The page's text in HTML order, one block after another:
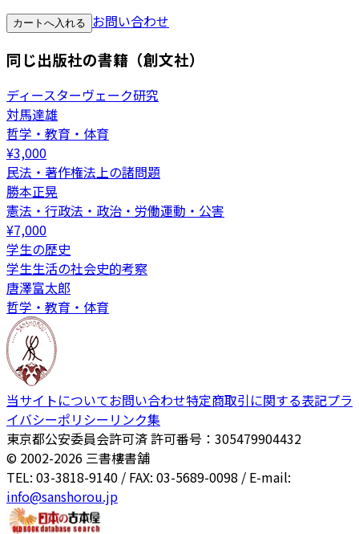
カートへ入れる お問い合わせ
同じ出版社の書籍（創文社）
ディースターヴェーク研究
対馬達雄
哲学・教育・体育
¥3,000
民法・著作権法上の諸問題
勝本正晃
憲法・行政法・政治・労働運動・公害
¥7,000
学生の歴史
学生生活の社会史的考察
唐澤富太郎
哲学・教育・体育
当サイトについてお問い合わせ特定商取引に関する表記プラ
イバシーポリシー リンク集
東京都公安委員会許可済 許可番号：305479904432
© 2002-2026 三書樓書舗
TEL: 03-3818-9140 / FAX: 03-5689-0098 / E-mail:
info@sanshorou.jp